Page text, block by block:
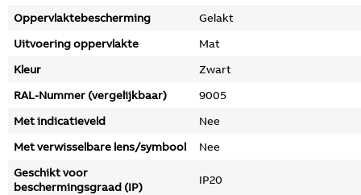
Oppervlaktebescherming
Gelakt
Uitvoering oppervlakte
Mat
Kleur
Zwart
RAL-Nummer (vergelijkbaar)
9005
Met indicatieveld
Nee
Met verwisselbare lens/symbool
Nee
Geschikt voor
beschermingsgraad (IP)
IP20